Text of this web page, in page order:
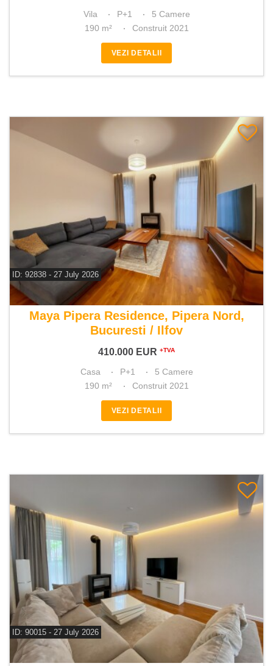
Vila P+1
5 Camere
190 m²
Construit 2021
VEZI DETALII
ID: 92838 - 27 July 2026
De vanzare casa 5 camere
Maya Pipera Residence, Pipera Nord,
Bucuresti / Ilfov
410.000 EUR +TVA
Casa P+1
5 Camere
190 m²
Construit 2021
VEZI DETALII
ID: 90015 - 27 July 2026
De vanzare casa 5 camere